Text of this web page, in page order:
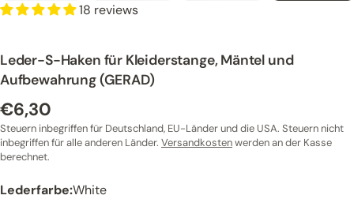
18 reviews
Leder-S-Haken für Kleiderstange, Mäntel und
Aufbewahrung (GERAD)
Regulärer
Preis
€6,30
Steuern inbegriffen für Deutschland, EU-Länder und die USA. Steuern nicht
inbegriffen für alle anderen Länder. Versandkostenwerden an der Kasse
berechnet.
Lederfarbe:White